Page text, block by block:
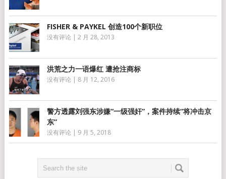
FISHER & PAYKEL 创造100个新职位
没有评论 2 月 28, 2013
洪荒之力一语爆红 遭抢注商标
没有评论 8 月 12, 2016
警方透露刘强东涉嫌“一级强奸”，案件持续“将冲击京
东”
没有评论 9 月 5, 2018